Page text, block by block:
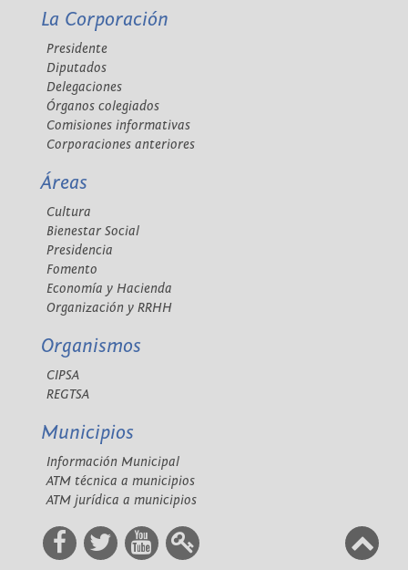
La Corporación
Presidente
Diputados
Delegaciones
Órganos colegiados
Comisiones informativas
Corporaciones anteriores
Áreas
Cultura
Bienestar Social
Presidencia
Fomento
Economía y Hacienda
Organización y RRHH
Organismos
CIPSA
REGTSA
Municipios
Información Municipal
ATM técnica a municipios
ATM jurídica a municipios